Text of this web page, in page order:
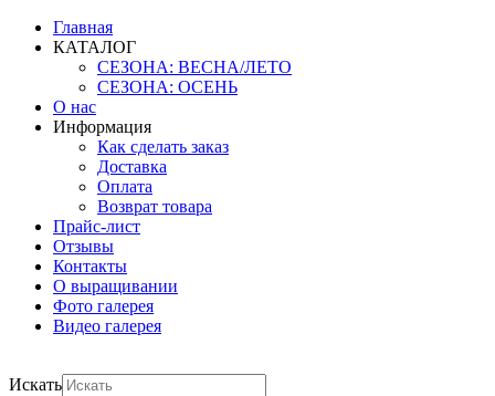
Главная
КАТАЛОГ
СЕЗОНА: ВЕСНА/ЛЕТО
СЕЗОНА: ОСЕНЬ
О нас
Информация
Как сделать заказ
Доставка
Оплата
Возврат товара
Прайс-лист
Отзывы
Контакты
О выращивании
Фото галерея
Видео галерея
Искать